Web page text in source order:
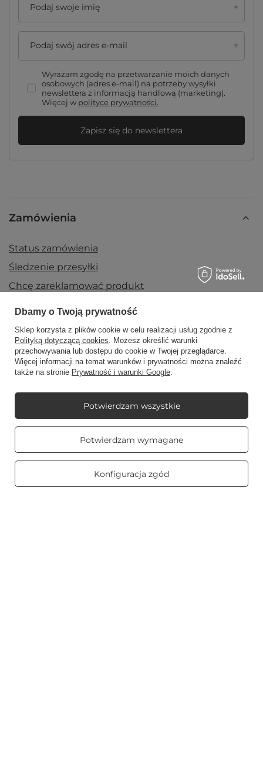
Podaj swoje imię
Podaj swój adres e-mail
Wyrażam zgodę na przetwarzanie moich danych
osobowych (adres e-mail) na potrzeby wysyłki
newslettera z informacją handlową (marketing).
Więcej w polityce prywatności.
Zapisz się do newslettera
Zamówienia
Status zamówienia
Śledzenie przesyłki
Chcę zareklamować produkt
Kontakt
Regulaminy
Mój Candle World
Dbamy o Twoją prywatność
Sklep korzysta z plików cookie w celu realizacji usług zgodnie z
Polityką dotyczącą cookies. Możesz określić warunki
przechowywania lub dostępu do cookie w Twojej przeglądarce.
Więcej informacji na temat warunków i prywatności można znaleźć
także na stronie Prywatność i warunki Google.
Potwierdzam wymagane
Konfiguracja zgód
Potwierdzam wszystkie